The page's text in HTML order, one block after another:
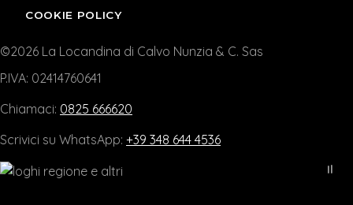
COOKIE POLICY
©2026 La Locandina di Calvo Nunzia & C. Sas
P.IVA: 02414760641
Chiamaci: 0825 666620
Scrivici su WhatsApp: +39 348 644 4536
Il